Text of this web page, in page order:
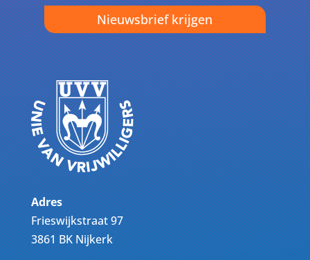
Nieuwsbrief krijgen
Adres
Frieswijkstraat 97
3861 BK Nijkerk